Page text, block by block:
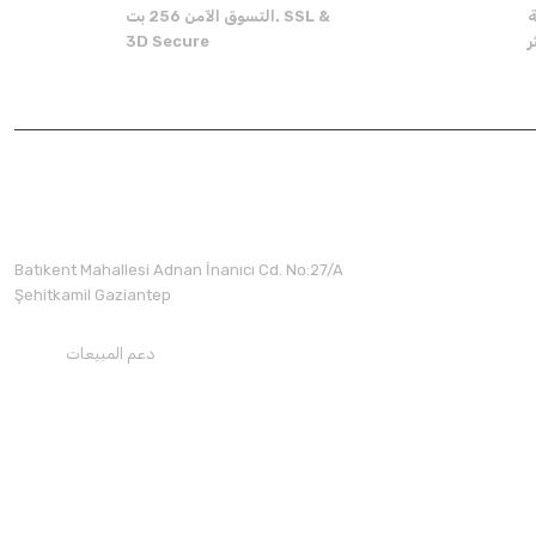
There should be other alternatives to this product.
التسوق الآمن 256 بت. SSL &
3D Secure
Batıkent Mahallesi Adnan İnanıcı Cd. No:27/A
Şehitkamil Gaziantep
دعم المبيعات